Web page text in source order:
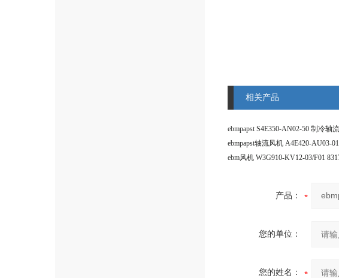
相关产品
ebmpapst轴流风机 A4E420-AU03-01
产品：
您的单位：
您的姓名：